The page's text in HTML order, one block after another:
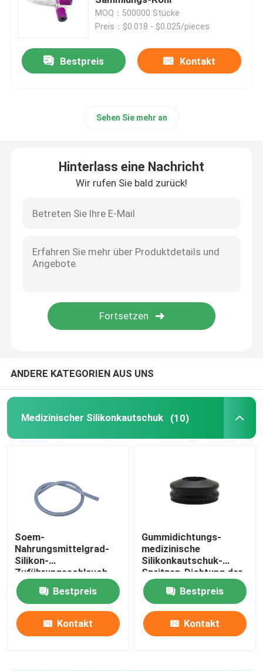
Spritzen-Zusätze
Blut-Sammlungs-Zusätze
Halogenierter Butylkautschuk
Medizinisches Silikon-Rohr
Entwässerungsleitung
Infusions-Rohr
MOQ：500000 Stücke
Preis：$0.018 - $0.025/pieces
Bestpreis Kontakt
Sehen Sie mehr an
Hinterlass eine Nachricht
Wir rufen Sie bald zurück!
ANDERE KATEGORIEN AUS UNS
Medizinischer Silikonkautschuk (10)
Soem-
Nahrungsmittelgrad-
Silikon-
Zuführungsschlauch-
transparentes
Magensonde-Silikon
Bestpreis
Kontakt
Gummidichtungs-
medizinische
Silikonkautschuk-
Spritzen-Dichtung der
Spritzen-5ml
Bestpreis
Kontakt